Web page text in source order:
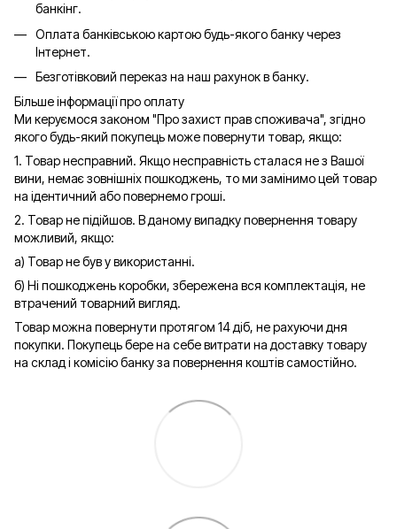
банкінг.
Оплата банківською картою будь-якого банку через
Інтернет.
Безготівковий переказ на наш рахунок в банку.
Більше інформації про оплату
Ми керуємося законом "Про захист прав споживача", згідно
якого будь-який покупець може повернути товар, якщо:
1. Товар несправний. Якщо несправність сталася не з Вашої
вини, немає зовнішніх пошкоджень, то ми замінимо цей товар
на ідентичний або повернемо гроші.
2. Товар не підійшов. В даному випадку повернення товару
можливий, якщо:
а) Товар не був у використанні.
б) Ні пошкоджень коробки, збережена вся комплектація, не
втрачений товарний вигляд.
Товар можна повернути протягом 14 діб, не рахуючи дня
покупки. Покупець бере на себе витрати на доставку товару
на склад і комісію банку за повернення коштів самостійно.